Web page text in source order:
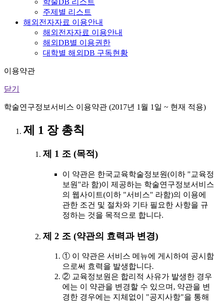
학술DB 리스트
주제별 리스트
해외전자자료 이용안내
해외전자자료 이용안내
해외DB별 이용권한
대학별 해외DB 구독현황
이용약관
닫기
학술연구정보서비스 이용약관 (2017년 1월 1일 ~ 현재 적용)
제 1 장 총칙
제 1 조 (목적)
이 약관은 한국교육학술정보원(이하 "교육정
보원"라 함)이 제공하는 학술연구정보서비스
의 웹사이트(이하 "서비스" 라함)의 이용에
관한 조건 및 절차와 기타 필요한 사항을 규
정하는 것을 목적으로 합니다.
제 2 조 (약관의 효력과 변경)
① 이 약관은 서비스 메뉴에 게시하여 공시함
으로써 효력을 발생합니다.
② 교육정보원은 합리적 사유가 발생한 경우
에는 이 약관을 변경할 수 있으며, 약관을 변
경한 경우에는 지체없이 "공지사항"을 통해